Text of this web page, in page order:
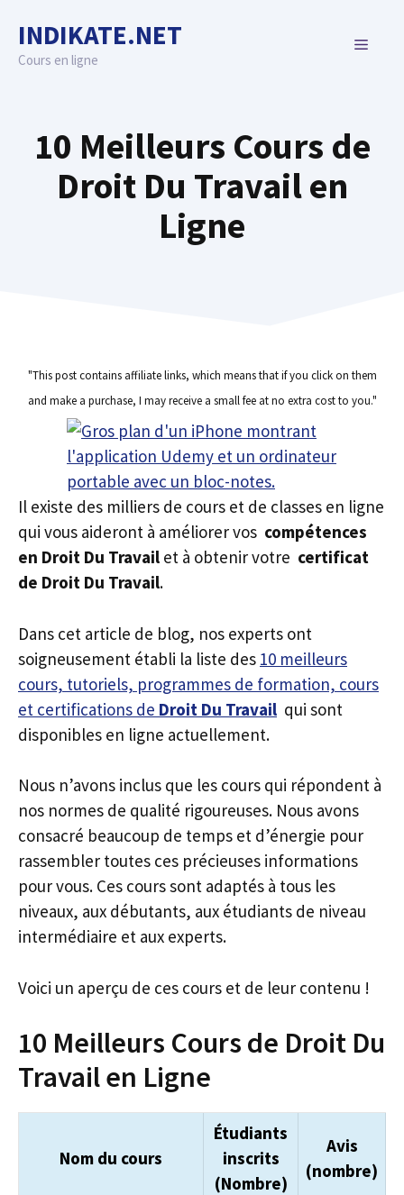
content
INDIKATE.NET
Cours en ligne
MENU
10 Meilleurs Cours de
Droit Du Travail en
Ligne
"This post contains affiliate links, which means that if you click on them
and make a purchase, I may receive a small fee at no extra cost to you."
Il existe des milliers de cours et de classes en ligne
qui vous aideront à améliorer vos compétences
en Droit Du Travail et à obtenir votre certificat
de Droit Du Travail.
Dans cet article de blog, nos experts ont
soigneusement établi la liste des 10 meilleurs
cours, tutoriels, programmes de formation, cours
et certifications de Droit Du Travail qui sont
disponibles en ligne actuellement.
Nous n’avons inclus que les cours qui répondent à
nos normes de qualité rigoureuses. Nous avons
consacré beaucoup de temps et d’énergie pour
rassembler toutes ces précieuses informations
pour vous. Ces cours sont adaptés à tous les
niveaux, aux débutants, aux étudiants de niveau
intermédiaire et aux experts.
Voici un aperçu de ces cours et de leur contenu !
10 Meilleurs Cours de Droit Du
Travail en Ligne
Nom du cours
Étudiants
inscrits
(Nombre)
Avis
(nombre)